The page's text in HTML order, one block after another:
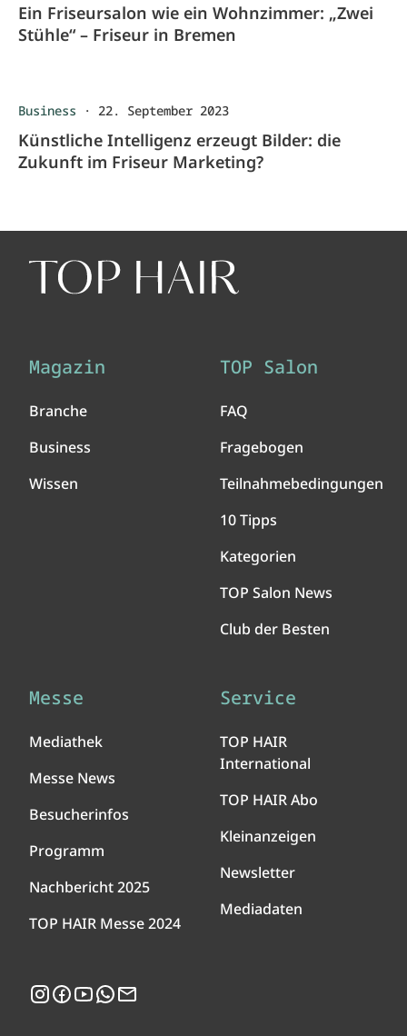
Ein Friseursalon wie ein Wohnzimmer: „Zwei
Stühle“ – Friseur in Bremen
Business · 22. September 2023
Künstliche Intelligenz erzeugt Bilder: die
Zukunft im Friseur Marketing?
Magazin
Branche
Business
Wissen
TOP Salon
FAQ
Fragebogen
Teilnahmebedingungen
10 Tipps
Kategorien
TOP Salon News
Club der Besten
Messe
Mediathek
Messe News
Besucherinfos
Programm
Nachbericht 2025
TOP HAIR Messe 2024
Service
TOP HAIR
International
TOP HAIR Abo
Kleinanzeigen
Newsletter
Mediadaten
Instagram
Facebook
YouTubeWhatsApp